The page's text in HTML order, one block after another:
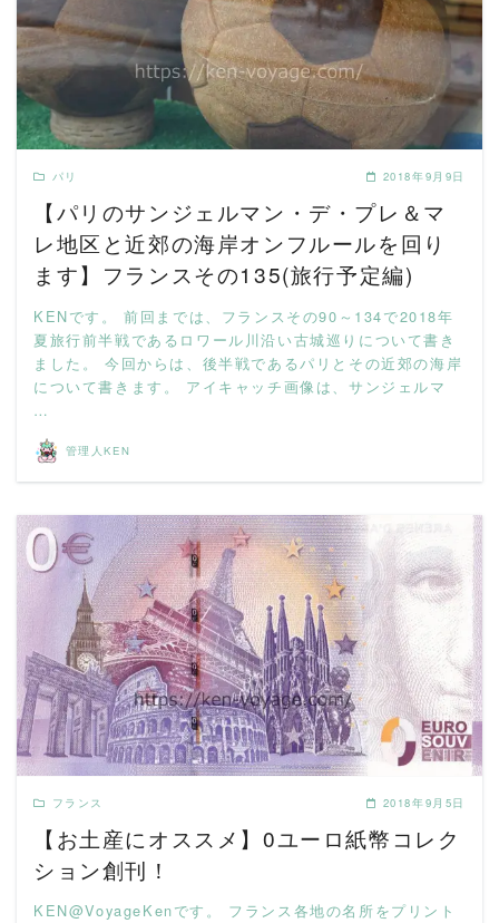
READ MORE
パリ 2018年9月9日
【パリのサンジェルマン・デ・プレ＆マ
レ地区と近郊の海岸オンフルールを回り
ます】フランスその135(旅行予定編)
KENです。 前回までは、フランスその90～134で2018年
夏旅行前半戦であるロワール川沿い古城巡りについて書き
ました。 今回からは、後半戦であるパリとその近郊の海岸
について書きます。 アイキャッチ画像は、サンジェルマ
…
管理人KEN
READ MORE
フランス 2018年9月5日
【お土産にオススメ】0ユーロ紙幣コレク
ション創刊！
KEN@VoyageKenです。 フランス各地の名所をプリント